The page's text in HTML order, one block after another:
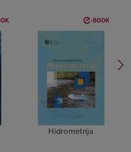
Hidrometrija